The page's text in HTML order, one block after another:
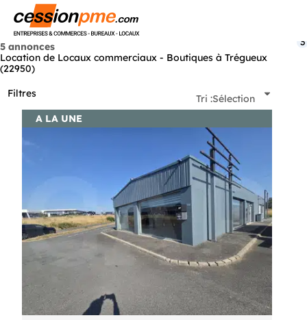
5 annonces
Location de Locaux commerciaux - Boutiques à Trégueux
(22950)
Filtres
3
Tri :Sélection
A LA UNE